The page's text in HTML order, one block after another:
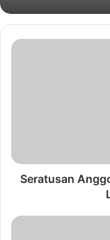
Seratusan